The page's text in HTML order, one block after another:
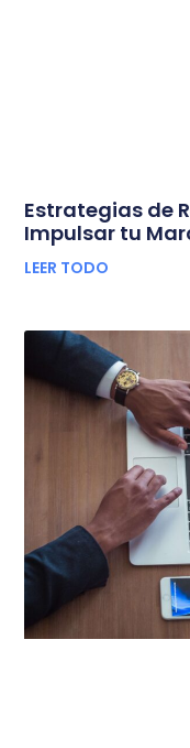
Estrategias de
Impulsar tu
LEER TODO